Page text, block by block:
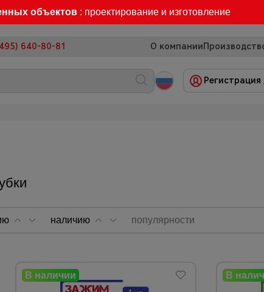
объектов : проектирование и изготовление
640-80-81 О компании
Регистрация
наличию популярности